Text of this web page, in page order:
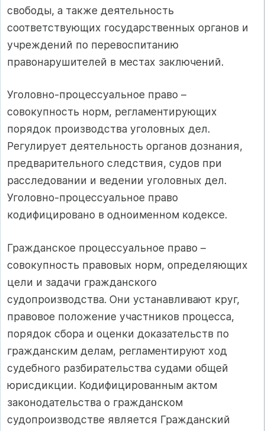
свободы, а также деятельность
соответствующих государственных органов и
учреждений по перевоспитанию
правонарушителей в местах заключений.
Уголовно-процессуальное право –
совокупность норм, регламентирующих
порядок производства уголовных дел.
Регулирует деятельность органов дознания,
предварительного следствия, судов при
расследовании и ведении уголовных дел.
Уголовно-процессуальное право
кодифицировано в одноименном кодексе.
Гражданское процессуальное право –
совокупность правовых норм, определяющих
цели и задачи гражданского
судопроизводства. Они устанавливают круг,
правовое положение участников процесса,
порядок сбора и оценки доказательств по
гражданским делам, регламентируют ход
судебного разбирательства судами общей
юрисдикции. Кодифицированным актом
законодательства о гражданском
судопроизводстве является Гражданский